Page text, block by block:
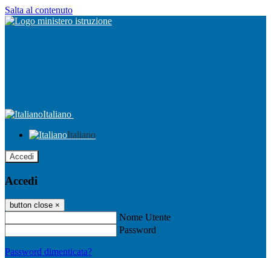
Salta al contenuto
Italiano
Italiano
Accedi
Accedi
button close ×
Nome Utente
Password
Password dimenticata?